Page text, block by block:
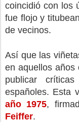
coincidió con los
fue flojo y
de vecinos.
Así que las
en aquellos años
publicar
españoles. Esta
año 1975,
Feiffer.